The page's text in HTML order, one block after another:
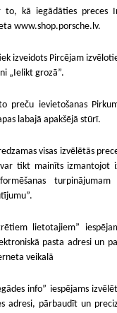
to, kā iegādāties preces
www.shop.porsche.lv.
izveidots Pircējam
„Ielikt grozā”.
preču ievietošanas
labajā apakšējā stūrī.
visas izvēlētās
tikt mainīts izmantojot
lietotajiem”
pasta adresi un
veikalā
info” iespējams
adresi, pārbaudīt un